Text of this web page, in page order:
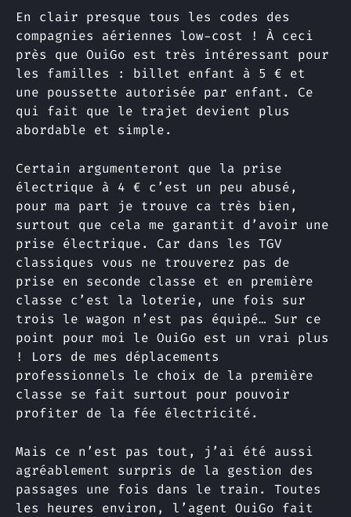
En clair presque tous les codes des
compagnies aériennes low-cost ! À ceci
près que OuiGo est très intéressant pour
les familles : billet enfant à 5 € et
une poussette autorisée par enfant. Ce
qui fait que le trajet devient plus
abordable et simple.
Certain argumenteront que la prise
électrique à 4 € c’est un peu abusé,
pour ma part je trouve ca très bien,
surtout que cela me garantit d’avoir une
prise électrique. Car dans les TGV
classiques vous ne trouverez pas de
prise en seconde classe et en première
classe c’est la loterie, une fois sur
trois le wagon n’est pas équipé… Sur ce
point pour moi le OuiGo est un vrai plus
! Lors de mes déplacements
professionnels le choix de la première
classe se fait surtout pour pouvoir
profiter de la fée électricité.
Mais ce n’est pas tout, j’ai été aussi
agréablement surpris de la gestion des
passages une fois dans le train. Toutes
les heures environ, l’agent OuiGo fait